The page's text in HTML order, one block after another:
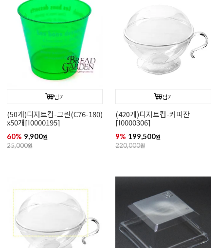
담기
(50개)디저트컵-그린(C76-180)
x50개[I0000195]
60% 9,900원
25,000원
담기
(420개)디저트컵-커피잔
[I0000306]
9% 199,500원
220,000원